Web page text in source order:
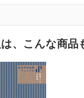
、こんな商品